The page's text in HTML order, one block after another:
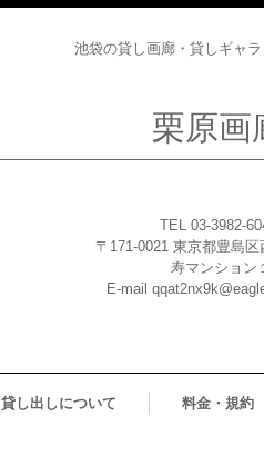
栗原画
池袋の貸し画廊・貸しギャ
TEL 03-3982-
〒171-0021 東京都豊島区
寿マンション
E-mail
貸し出しについて 料金・規約